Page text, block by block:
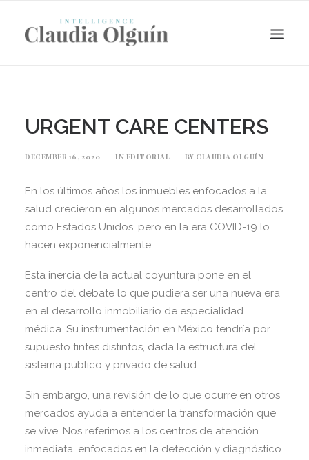
Search
URGENT CARE CENTERS
DECEMBER 16, 2020 | IN EDITORIAL | BY CLAUDIA OLGUÍN
En los últimos años los inmuebles enfocados a la
salud crecieron en algunos mercados desarrollados
como Estados Unidos, pero en la era COVID-19 lo
hacen exponencialmente.
Esta inercia de la actual coyuntura pone en el
centro del debate lo que pudiera ser una nueva era
en el desarrollo inmobiliario de especialidad
médica. Su instrumentación en México tendría por
supuesto tintes distintos, dada la estructura del
sistema público y privado de salud.
Sin embargo, una revisión de lo que ocurre en otros
mercados ayuda a entender la transformación que
se vive. Nos referimos a los centros de atención
inmediata, enfocados en la detección y diagnóstico